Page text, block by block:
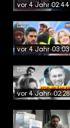
vor 4 Jahren02:44
vor 4 Jahren03:03
vor 4 Jahren02:28